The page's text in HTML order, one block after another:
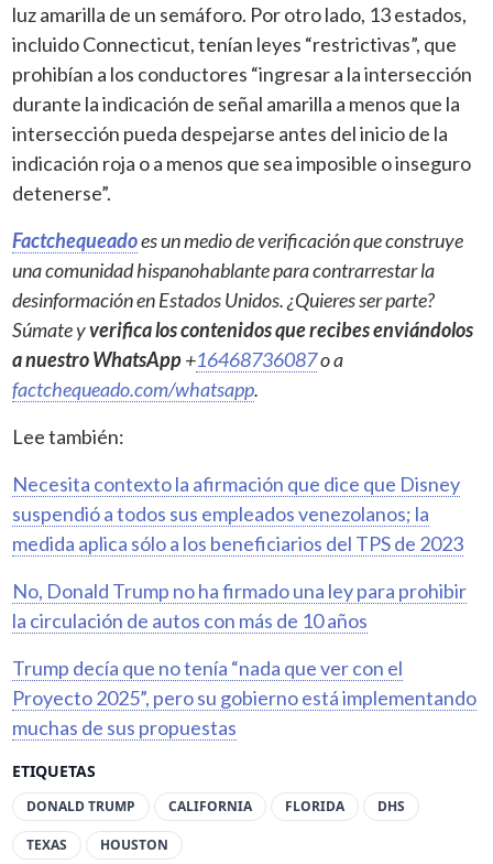
ETIQUETAS
DONALD TRUMP CALIFORNIA FLORIDA DHS
TEXAS HOUSTON
luz amarilla de un semáforo. Por otro lado, 13 estados,
incluido Connecticut, tenían leyes “restrictivas”, que
prohibían a los conductores “ingresar a la intersección
durante la indicación de señal amarilla a menos que la
intersección pueda despejarse antes del inicio de la
indicación roja o a menos que sea imposible o inseguro
detenerse”.
Factchequeadoes un medio de verificación que construye
una comunidad hispanohablante para contrarrestar la
desinformación en Estados Unidos. ¿Quieres ser parte?
Súmate yverifica los contenidos que recibes enviándolos
a nuestro WhatsApp+16468736087o a
factchequeado.com/whatsapp.
Lee también:
Necesita contexto la afirmación que dice que Disney
suspendió a todos sus empleados venezolanos; la
medida aplica sólo a los beneficiarios del TPS de 2023
No, Donald Trump no ha firmado una ley para prohibir
la circulación de autos con más de 10 años
Trump decía que no tenía “nada que ver con el
Proyecto 2025”, pero su gobierno está implementando
muchas de sus propuestas